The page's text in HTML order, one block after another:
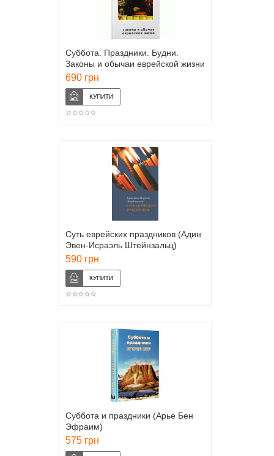
Суббота. Праздники. Будни.
Законы и обычаи еврейской жизни
(Зеев Гринвальд)
690 грн
Суть еврейских праздников (Адин
Эвен-Исраэль Штейнзальц)
590 грн
Суббота и праздники (Арье Бен
Эфраим)
575 грн